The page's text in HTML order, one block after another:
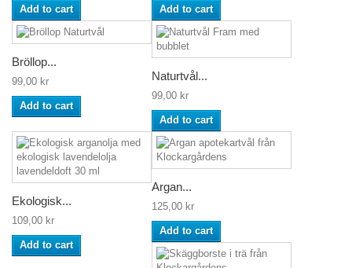
Add to cart Add to cart
Bröllop...
99,00 kr
Add to cart
Naturtvål...
99,00 kr
Add to cart
Ekologisk...
109,00 kr
Add to cart
Argan...
125,00 kr
Add to cart